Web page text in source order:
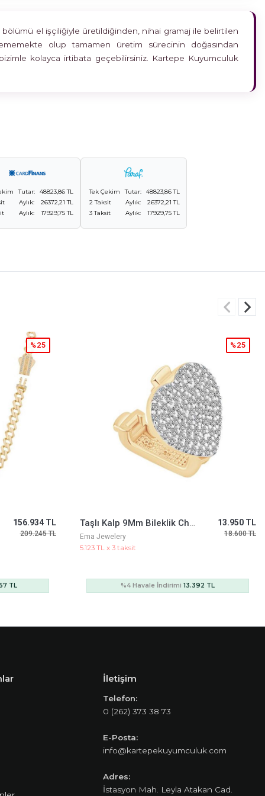
el işçiliğiyle üretildiğinden, nihai gramaj ile belirtilen
olup tamamen üretim sürecinin doğasından
bizimle kolayca irtibata geçebilirsiniz. Kartepe Kuyumculuk
Tutar:
48823,86 TL
Aylık:
26372,21 TL
Aylık: 17929,75 TL
Tek Çekim Tutar:
48823,86 TL
2 Taksit
Aylık:
26372,21 TL
3 Taksit
Aylık: 17929,75 TL
13.950 TL
18.600 TL
%25
TL
V Harf Altın Kolye
Ema Jewelery
12.295 TL x 3 taksit
33.479 TL
44.639 TL
%25
%4 Havale İndirimi32.140 TL
İletişim
Telefon:
0 (262) 373 38 73
E-Posta:
info@kartepekuyumculuk.com
Adres:
İstasyon Mah. Leyla Atakan Cad.